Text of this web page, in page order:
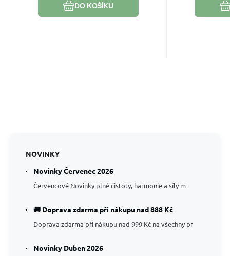
DO KOŠÍKU
NOVINKY
Novinky Červenec 2026
Červencové Novinky plné čistoty, harmonie a síly m
🚚 Doprava zdarma při nákupu nad 888 Kč
Doprava zdarma při nákupu nad 999 Kč na všechny pr
Novinky Duben 2026